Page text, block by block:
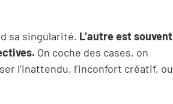
sa singularité. L’autre est souvent
On coche des cases, on
l’inattendu, l’inconfort créatif, ou